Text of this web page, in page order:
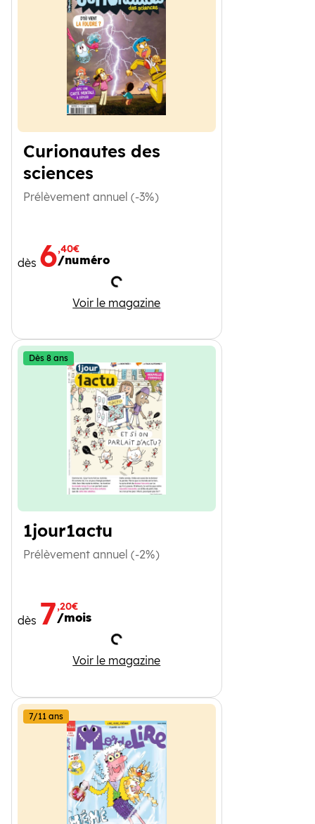
Curionautes des
sciences
Prélèvement annuel (-3%)
dès 6,40€
/numéro
Chargement
Voir le magazineCurionautes des sciences
1jour1actu
Dès 8 ans
Prélèvement annuel (-2%)
dès 7,20€
/mois
Chargement
Voir le magazine
1jour1actu
7/11 ans